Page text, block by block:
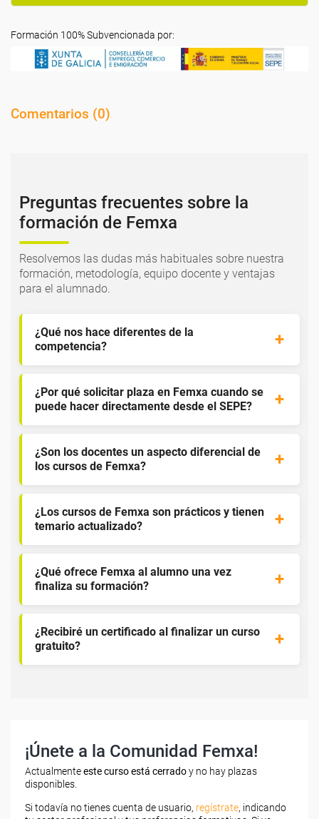
Formación 100% Subvencionada por:
Comentarios (0)
Preguntas frecuentes sobre la
formación de Femxa
Resolvemos las dudas más habituales sobre nuestra
formación, metodología, equipo docente y ventajas
para el alumnado.
¿Qué nos hace diferentes de la
competencia?
¿Por qué solicitar plaza en Femxa cuando se
puede hacer directamente desde el SEPE?
¿Son los docentes un aspecto diferencial de
los cursos de Femxa?
¿Los cursos de Femxa son prácticos y tienen
temario actualizado?
¿Qué ofrece Femxa al alumno una vez
finaliza su formación?
¿Recibiré un certificado al finalizar un curso
gratuito?
¡Únete a la Comunidad Femxa!
Actualmenteeste curso está cerradoy no hay plazas
disponibles.
Si todavía no tienes cuenta de usuario, regístrate, indicando